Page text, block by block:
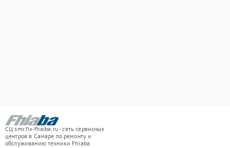
СЦ smr.fix-fhaiba.ru - сеть сервисных
центров в Самаре по ремонту и
обслуживанию техники Fhiaba